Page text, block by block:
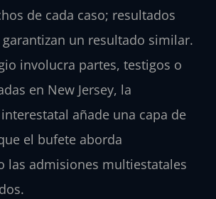
de cada caso; resultados
un resultado similar.
involucra partes, testigos o
en New Jersey, la
añade una capa de
el bufete aborda
las admisiones multiestatales